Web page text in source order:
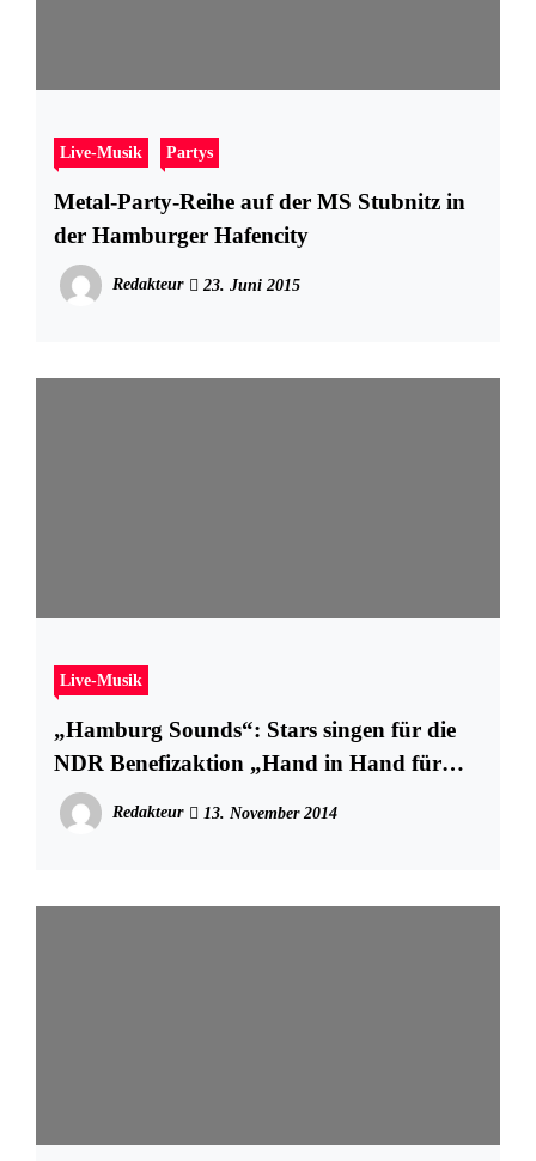
Live-Musik Partys
Metal-Party-Reihe auf der MS Stubnitz in
der Hamburger Hafencity
Redakteur 23. Juni 2015
Live-Musik
„Hamburg Sounds“: Stars singen für die
NDR Benefizaktion „Hand in Hand für
Norddeutschland“
Redakteur 13. November 2014